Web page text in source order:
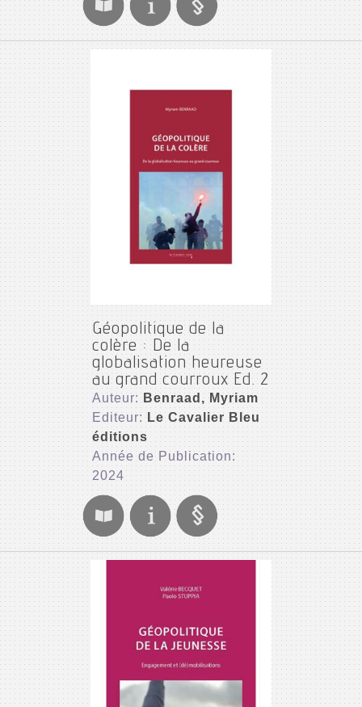
Géopolitique de la
colère : De la
globalisation heureuse
au grand courroux Ed. 2
Auteur: Benraad, Myriam
Editeur: Le Cavalier Bleu
éditions
Année de Publication:
2024